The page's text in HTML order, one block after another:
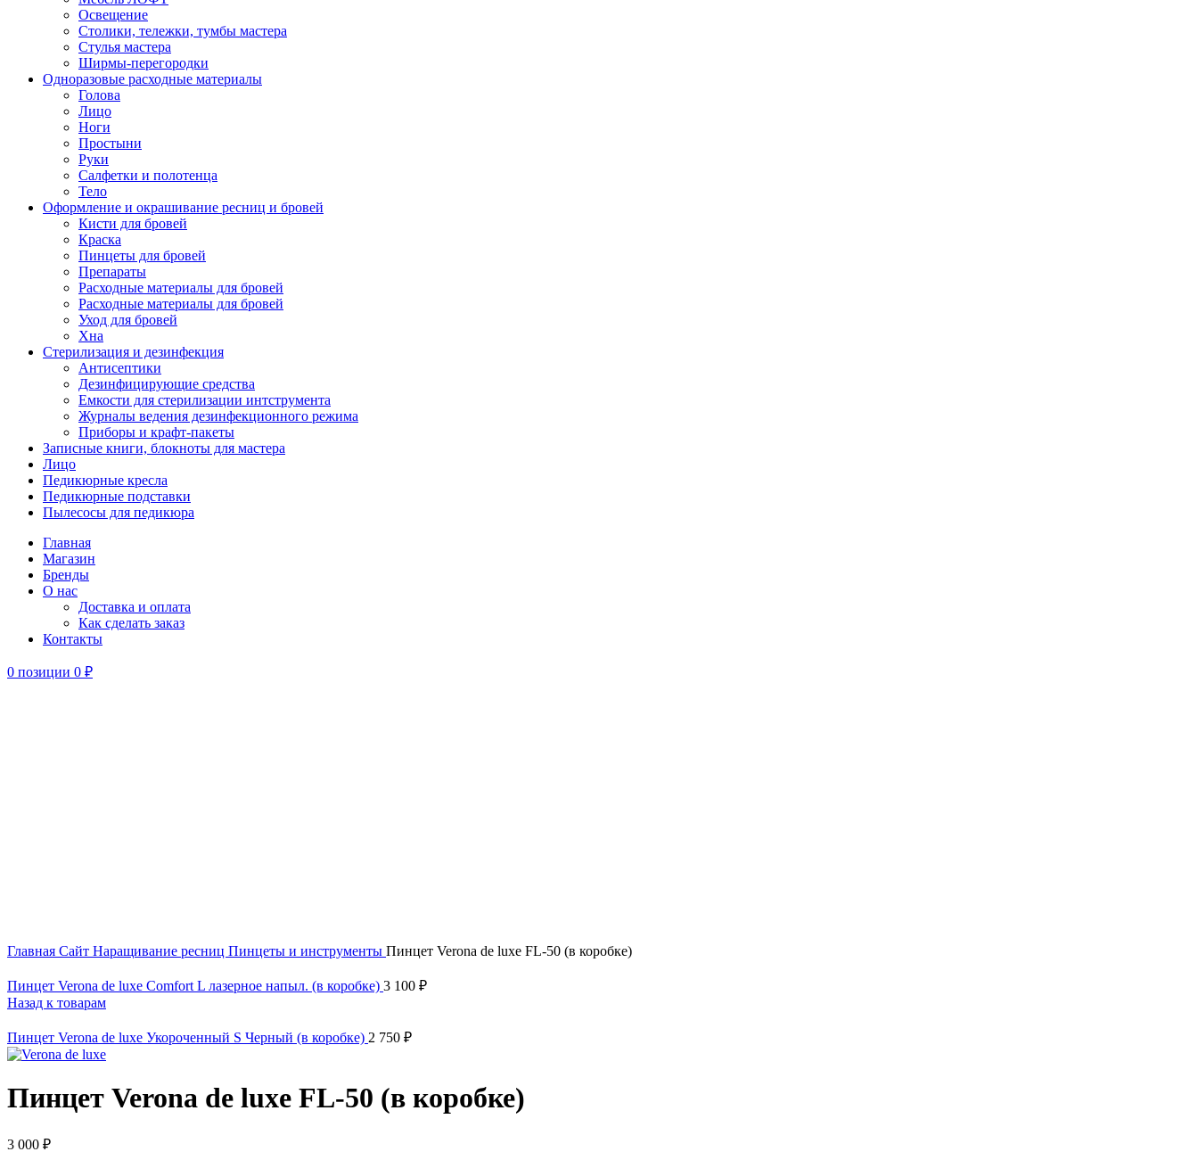
Освещение
Столики, тележки, тумбы мастера
Стулья мастера
Ширмы-перегородки
Одноразовые расходные материалы
Голова
Лицо
Ноги
Простыни
Руки
Салфетки и полотенца
Тело
Оформление и окрашивание ресниц и бровей
Кисти для бровей
Краска
Пинцеты для бровей
Препараты
Расходные материалы для бровей
Расходные материалы для бровей
Уход для бровей
Хна
Стерилизация и дезинфекция
Антисептики
Дезинфицирующие средства
Емкости для стерилизации интструмента
Журналы ведения дезинфекционного режима
Приборы и крафт-пакеты
Записные книги, блокноты для мастера
Лицо
Педикюрные кресла
Педикюрные подставки
Пылесосы для педикюра
Главная
Магазин
Бренды
О нас
Доставка и оплата
Как сделать заказ
Контакты
0 позиции 0 ₽
Главная Сайт Наращивание ресниц Пинцеты и инструменты Пинцет Verona de luxe FL-50 (в коробке)
Пинцет Verona de luxe Comfort L лазерное напыл. (в коробке) 3 100 ₽
Назад к товарам
Пинцет Verona de luxe Укороченный S Черный (в коробке) 2 750 ₽
Пинцет Verona de luxe FL-50 (в коробке)
3 000 ₽